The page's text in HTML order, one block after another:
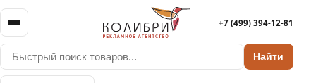
Найти
+7 (499) 394-12-81